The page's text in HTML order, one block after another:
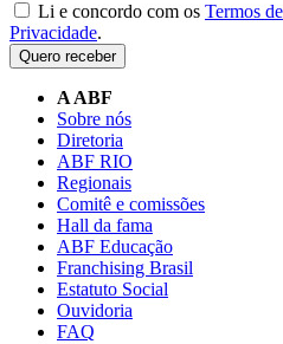
Li e concordo com os Termos
Privacidade.
Quero receber
A ABF
Sobre nós
Diretoria
ABF RIO
Regionais
Comitê e comissões
Hall da fama
ABF Educação
Franchising Brasil
Estatuto Social
Ouvidoria
FAQ